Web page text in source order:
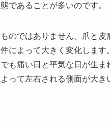
であることが多いのです。
のではありません。爪と
によって大きく変化しま
も痛い日と平気な日が生
って左右される側面が大き